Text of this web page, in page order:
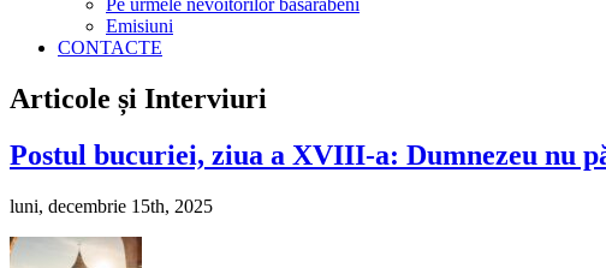
Pe urmele nevoitorilor basarabeni
Emisiuni
CONTACTE
Articole și Interviuri
Postul bucuriei, ziua a XVIII-a: Dumnezeu nu
luni, decembrie 15th, 2025